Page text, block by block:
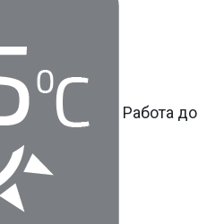
Работа до